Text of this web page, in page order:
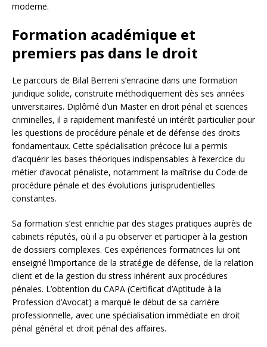
moderne.
Formation académique et
premiers pas dans le droit
Le parcours de Bilal Berreni s’enracine dans une formation
juridique solide, construite méthodiquement dès ses années
universitaires. Diplômé d’un Master en droit pénal et sciences
criminelles, il a rapidement manifesté un intérêt particulier pour
les questions de procédure pénale et de défense des droits
fondamentaux. Cette spécialisation précoce lui a permis
d’acquérir les bases théoriques indispensables à l’exercice du
métier d’avocat pénaliste, notamment la maîtrise du Code de
procédure pénale et des évolutions jurisprudentielles
constantes.
Sa formation s’est enrichie par des stages pratiques auprès de
cabinets réputés, où il a pu observer et participer à la gestion
de dossiers complexes. Ces expériences formatrices lui ont
enseigné l’importance de la stratégie de défense, de la relation
client et de la gestion du stress inhérent aux procédures
pénales. L’obtention du CAPA (Certificat d’Aptitude à la
Profession d’Avocat) a marqué le début de sa carrière
professionnelle, avec une spécialisation immédiate en droit
pénal général et droit pénal des affaires.